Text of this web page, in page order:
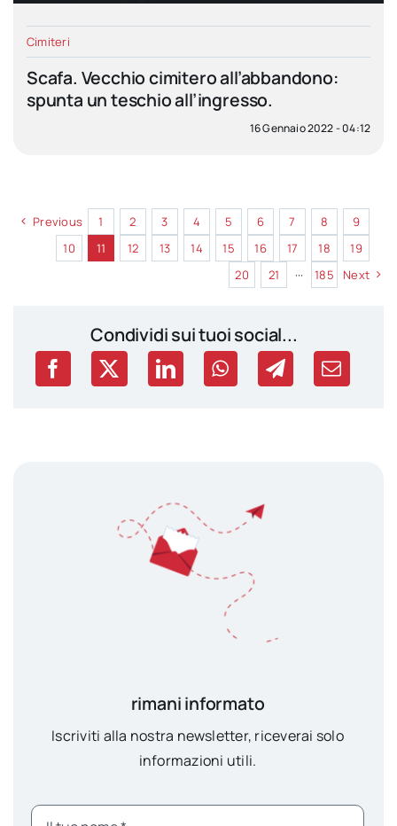
Cimiteri
Scafa. Vecchio cimitero all’abbandono:
spunta un teschio all’ingresso.
16 Gennaio 2022 - 04:12
Previous 1 2 3 4 5 6 7 8
9
10
11 12 13 14 15 16 17 18
19
20
21 ··· 185 Next
Condividi sui tuoi social...
rimani informato
Iscriviti alla nostra newsletter, riceverai solo
informazioni utili.